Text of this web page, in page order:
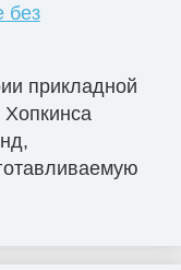
без
прикладной